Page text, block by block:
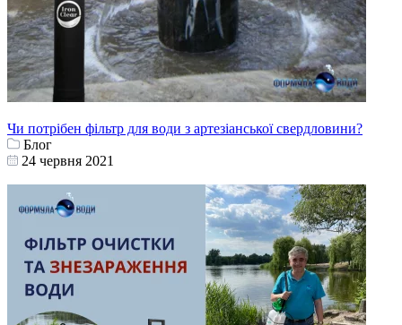
Чи потрібен фільтр для води з артезіанської свердловини?
Блог
24 червня 2021